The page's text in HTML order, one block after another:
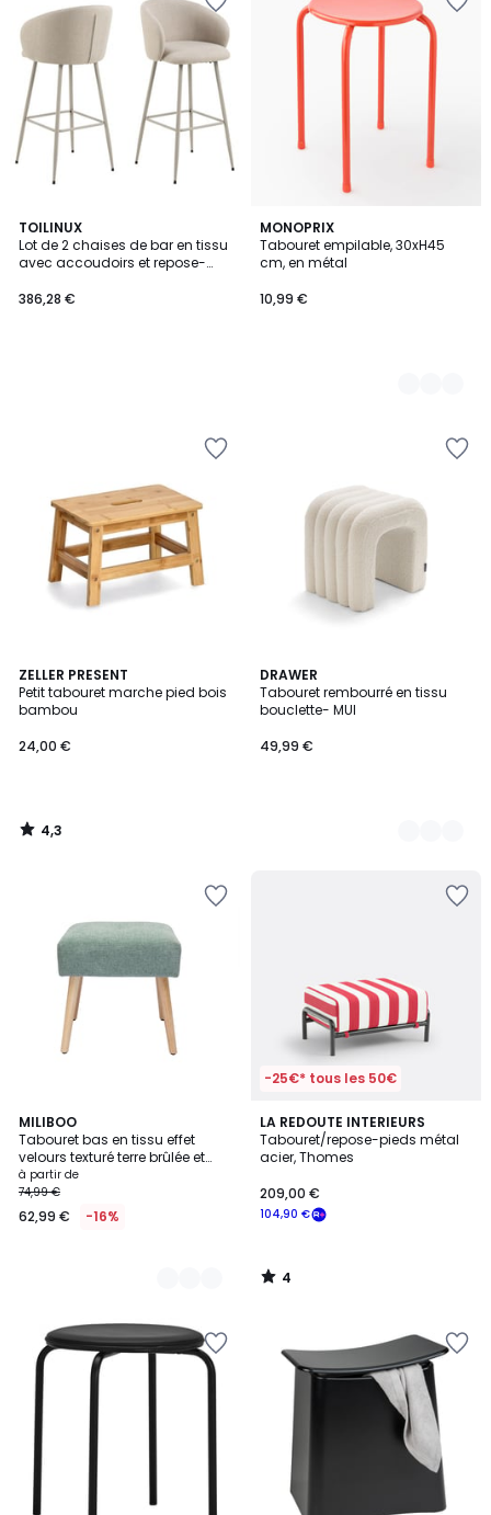
TOILINUX
Lot de 2 chaises de bar en tissu
avec accoudoirs et repose-
386,28 €
MONOPRIX
Tabouret empilable, 30xH45
cm, en métal
10,99 €
2
Couleurs
ZELLER PRESENT
Petit tabouret marche pied bois
bambou
24,00 €
4,3
/ 5
4,3
/
DRAWER
Tabouret rembourré en tissu
bouclette- MUI
49,99 €
4
Couleurs
MILIBOO
Tabouret bas en tissu effet
velours texturé terre brûlée et
bois clair massif H46 cm
GUESTA
à partir de
74,99 €
62,99 € -16%
6
Couleurs
-25€* tous les 50€
LA REDOUTE INTERIEURS
Tabouret/repose-pieds métal
acier, Thomes
104,90 €
209,00 €
4
/
5
4
/